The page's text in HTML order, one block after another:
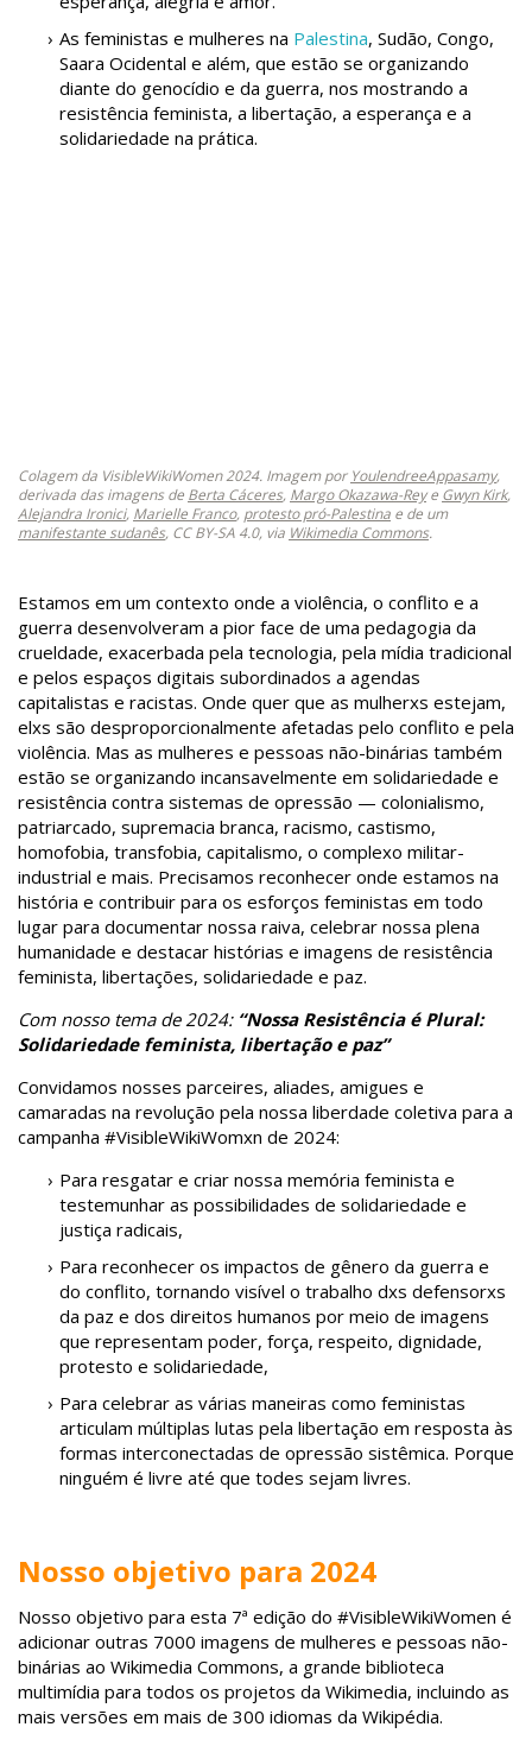
As feministas e mulheres na Palestina, Sudão, Congo,
Saara Ocidental e além, que estão se organizando
diante do genocídio e da guerra, nos mostrando a
resistência feminista, a libertação, a esperança e a
solidariedade na prática.
Colagem da VisibleWikiWomen 2024. Imagem por YoulendreeAppasamy,
derivada das imagens de Berta Cáceres, Margo Okazawa-Reye Gwyn Kirk,
Alejandra Ironici, Marielle Franco, protesto pró-Palestina e de um
manifestante sudanês, CC BY-SA 4.0, via Wikimedia Commons.
Estamos em um contexto onde a violência, o conflito e a
guerra desenvolveram a pior face de uma pedagogia da
crueldade, exacerbada pela tecnologia, pela mídia tradicional
e pelos espaços digitais subordinados a agendas
capitalistas e racistas. Onde quer que as mulherxs estejam,
elxs são desproporcionalmente afetadas pelo conflito e pela
violência. Mas as mulheres e pessoas não-binárias também
estão se organizando incansavelmente em solidariedade e
resistência contra sistemas de opressão — colonialismo,
patriarcado, supremacia branca, racismo, castismo,
homofobia, transfobia, capitalismo, o complexo militar-
industrial e mais. Precisamos reconhecer onde estamos na
história e contribuir para os esforços feministas em todo
lugar para documentar nossa raiva, celebrar nossa plena
humanidade e destacar histórias e imagens de resistência
feminista, libertações, solidariedade e paz.
Com nosso tema de 2024: “Nossa Resistência é Plural:
Solidariedade feminista, libertação e paz”
Convidamos nosses parceires, aliades, amigues e
camaradas na revolução pela nossa liberdade coletiva para a
campanha #VisibleWikiWomxn de 2024:
Para resgatar e criar nossa memória feminista e
testemunhar as possibilidades de solidariedade e
justiça radicais,
Para reconhecer os impactos de gênero da guerra e
do conflito, tornando visível o trabalho dxs defensorxs
da paz e dos direitos humanos por meio de imagens
que representam poder, força, respeito, dignidade,
protesto e solidariedade,
Para celebrar as várias maneiras como feministas
articulam múltiplas lutas pela libertação em resposta às
formas interconectadas de opressão sistêmica. Porque
ninguém é livre até que todes sejam livres.
Nosso objetivo para 2024
Nosso objetivo para esta 7ª edição do #VisibleWikiWomen é
adicionar outras 7000 imagens de mulheres e pessoas não-
binárias ao Wikimedia Commons, a grande biblioteca
multimídia para todos os projetos da Wikimedia, incluindo as
mais versões em mais de 300 idiomas da Wikipédia.